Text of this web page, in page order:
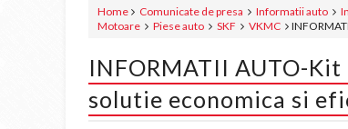
Home Comunicate de presa Informatii auto
Motoare
Piese auto SKF VKMC
INFORMATII AUTO-
solutie economica si